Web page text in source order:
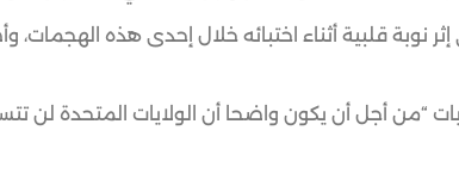
“من أجل أن يكون واضحا أن الولايات المتحدة